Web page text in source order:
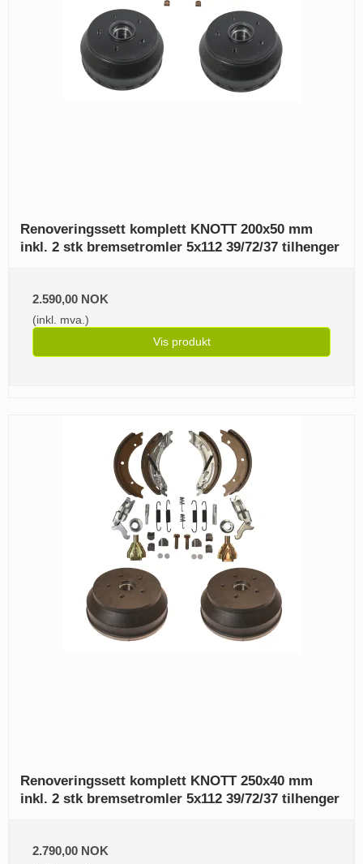
Renoveringssett komplett KNOTT 200x50 mm
inkl. 2 stk bremsetromler 5x112 39/72/37 tilhenger
2.590,00 NOK
(inkl. mva.)
Vis produkt
Renoveringssett komplett KNOTT 250x40 mm
inkl. 2 stk bremsetromler 5x112 39/72/37 tilhenger
2.790,00 NOK